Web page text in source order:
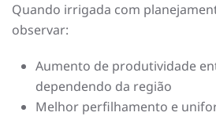
Quando irrigada com
observar:
Aumento de produtividade
dependendo da região
Melhor perfilhamento e